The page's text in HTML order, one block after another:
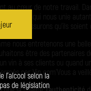
l’alcool selon la
de législation
au cœur de notre travail.
le lien fort qui nous unie
nous assurons qu’ils
nous entretenons une
être des partenaires
vin à ses clients ou quand
car Vin com’Vous a